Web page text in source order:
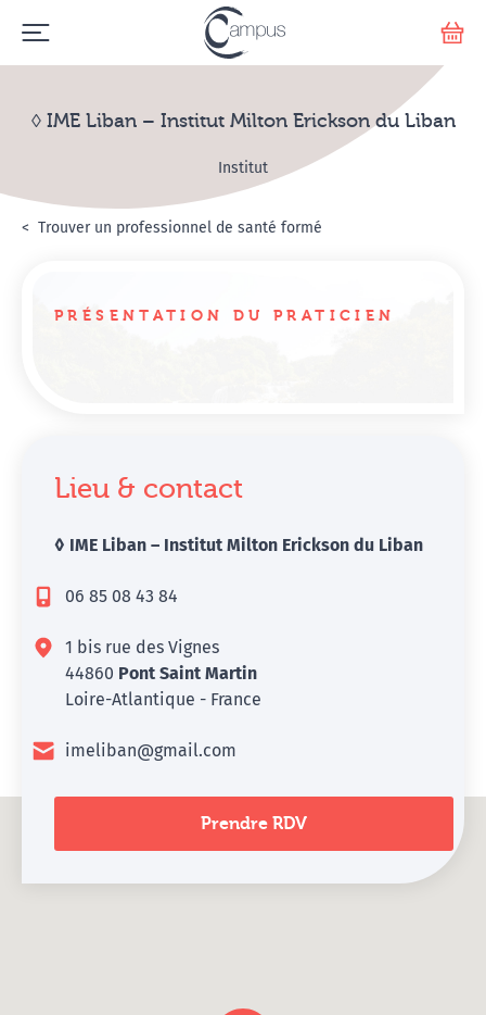
◊ IME Liban – Institut Milton Erickson du Liban
Institut
Accueil
Annuaire Hypnosanté
Trouver un professionnel de santé formé
PRÉSENTATION DU PRATICIEN
Lieu & contact
◊ IME Liban – Institut Milton Erickson du Liban
06 85 08 43 84
1 bis rue des Vignes
44860 Pont Saint Martin
Loire-Atlantique - France
imeliban@gmail.com
Prendre RDV